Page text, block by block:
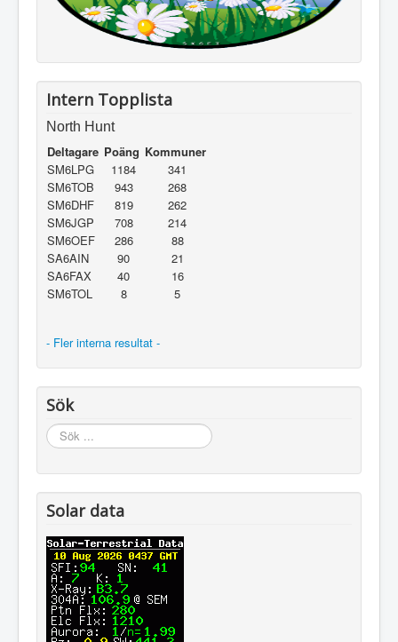
Intern Topplista
North Hunt
Deltagare Poäng Kommuner
SM6LPG
1184
341
SM6TOB
943
268
SM6DHF
819
262
SM6JGP
708
214
SM6OEF
286
88
SA6AIN
90
21
SA6FAX
40
16
SM6TOL
8 5
- Fler interna resultat -
Sök
Sök
...
Solar data